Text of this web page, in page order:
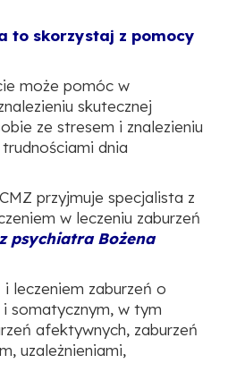
to skorzystaj z pomocy
może pomóc w
skutecznej
ze stresem i znalezieniu
dnia
przyjmuje specjalista z
w leczeniu zaburzeń
psychiatra Bożena
leczeniem zaburzeń o
i somatycznym, w tym
afektywnych, zaburzeń
uzależnieniami,